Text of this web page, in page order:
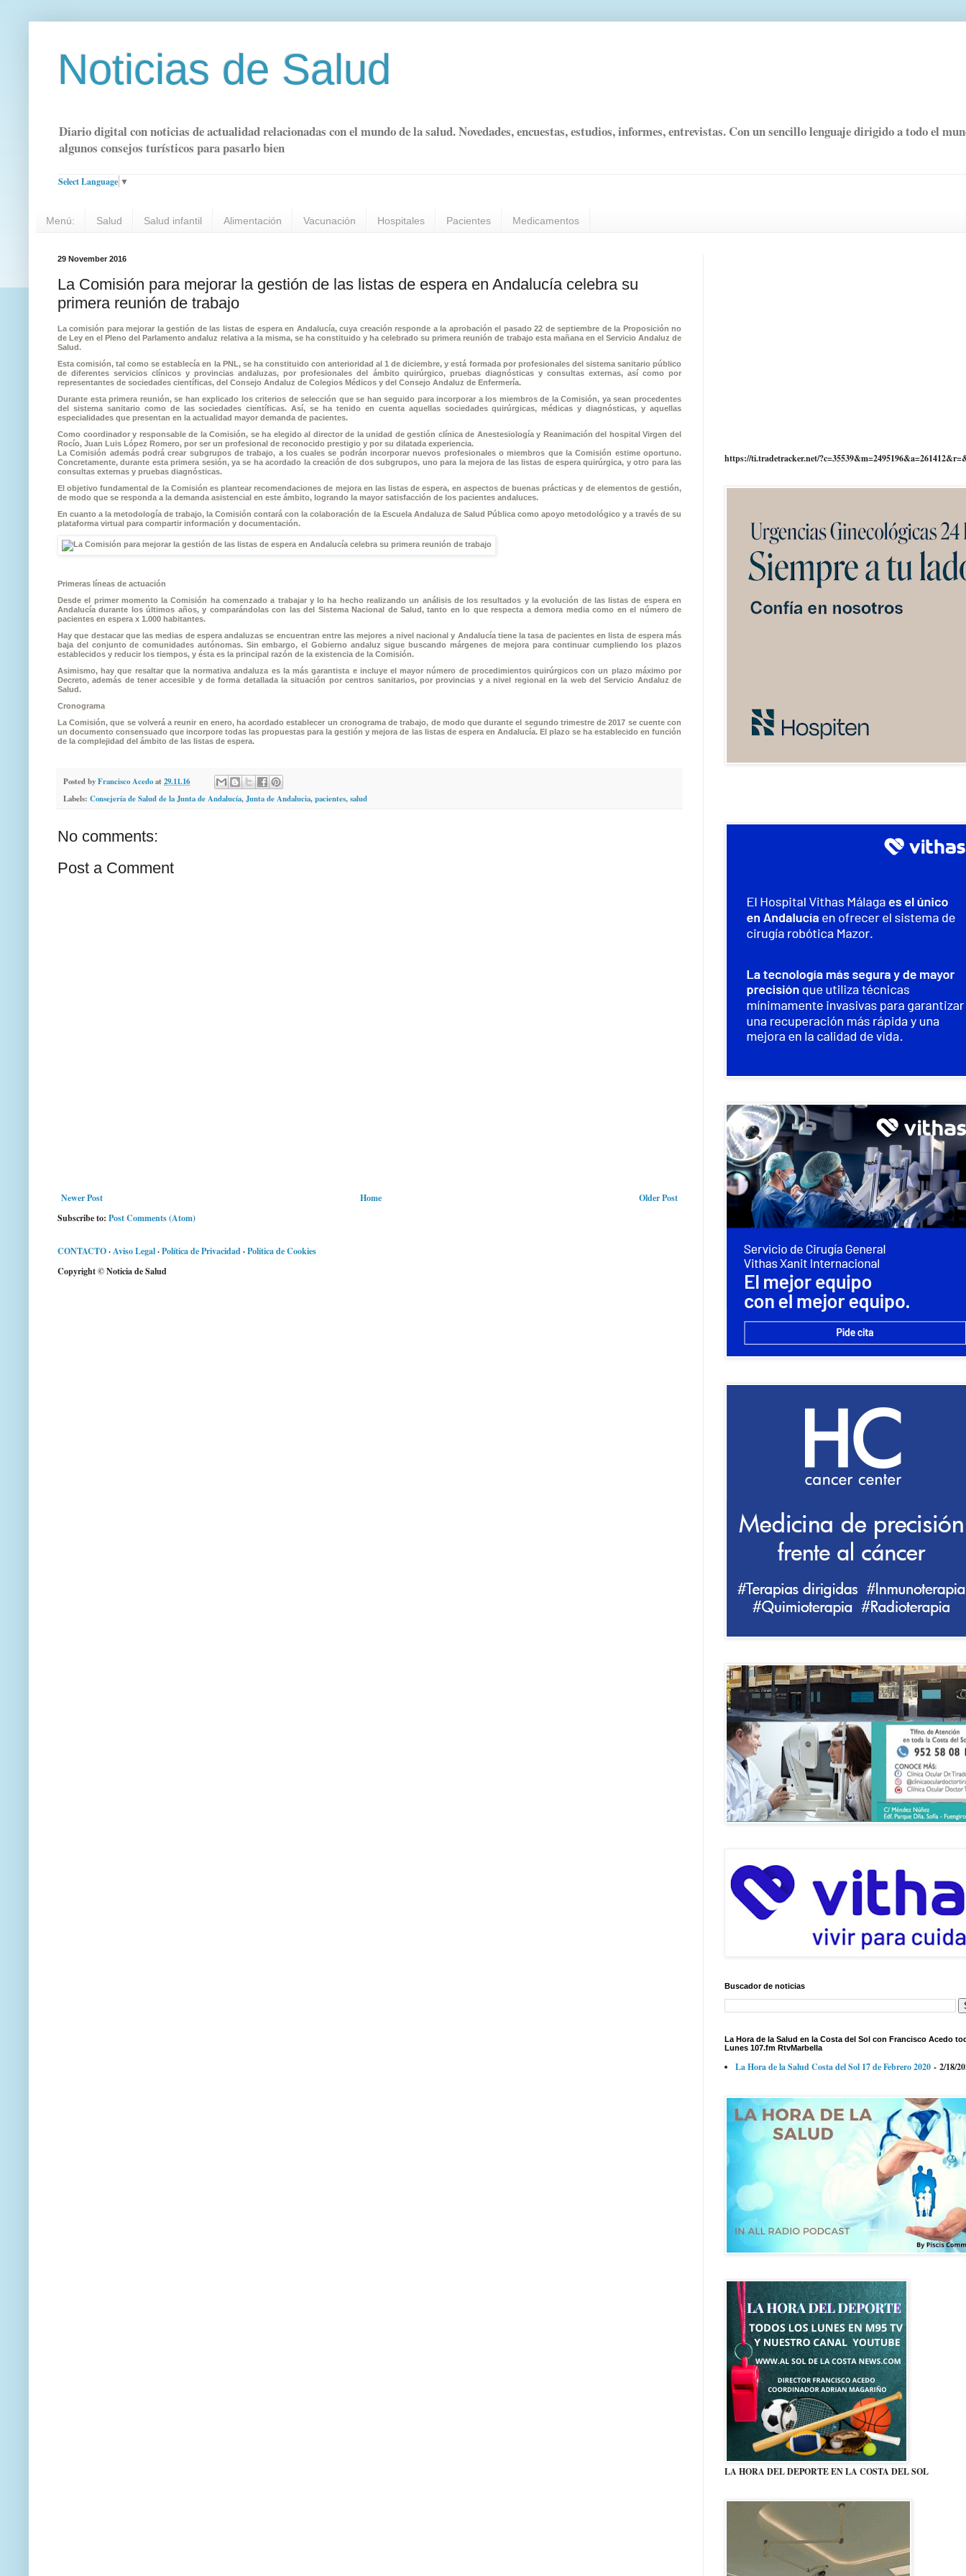
Noticias de Salud
Diario digital con noticias de actualidad relacionadas con el mundo de la salud. Novedades, encuestas, estudios, informes, entrevistas. Con un sencillo lenguaje dirigido a todo el
algunos consejos turísticos para pasarlo bien
Select Language ▼
Menú: Salud Salud infantil Alimentación Vacunación Hospitales Pacientes Medicamentos
29 November 2016
La Comisión para mejorar la gestión de las listas de espera en Andalucía celebra su
primera reunión de trabajo
La comisión para mejorar la gestión de las listas de espera en Andalucía, cuya creación responde a la aprobación el pasado 22 de septiembre de la Proposición no
de Ley en el Pleno del Parlamento andaluz relativa a la misma, se ha constituido y ha celebrado su primera reunión de trabajo esta mañana en el Servicio Andaluz de
Salud.
Esta comisión, tal como se establecía en la PNL, se ha constituido con anterioridad al 1 de diciembre, y está formada por profesionales del sistema sanitario público
de diferentes servicios clínicos y provincias andaluzas, por profesionales del ámbito quirúrgico, pruebas diagnósticas y consultas externas, así como por
representantes de sociedades científicas, del Consejo Andaluz de Colegios Médicos y del Consejo Andaluz de Enfermería.
Durante esta primera reunión, se han explicado los criterios de selección que se han seguido para incorporar a los miembros de la Comisión, ya sean procedentes
del sistema sanitario como de las sociedades científicas. Así, se ha tenido en cuenta aquellas sociedades quirúrgicas, médicas y diagnósticas, y aquellas
especialidades que presentan en la actualidad mayor demanda de pacientes.
Como coordinador y responsable de la Comisión, se ha elegido al director de la unidad de gestión clínica de Anestesiología y Reanimación del hospital Virgen del
Rocío, Juan Luis López Romero, por ser un profesional de reconocido prestigio y por su dilatada experiencia.
La Comisión además podrá crear subgrupos de trabajo, a los cuales se podrán incorporar nuevos profesionales o miembros que la Comisión estime oportuno.
Concretamente, durante esta primera sesión, ya se ha acordado la creación de dos subgrupos, uno para la mejora de las listas de espera quirúrgica, y otro para las
consultas externas y pruebas diagnósticas.
El objetivo fundamental de la Comisión es plantear recomendaciones de mejora en las listas de espera, en aspectos de buenas prácticas y de elementos de gestión,
de modo que se responda a la demanda asistencial en este ámbito, logrando la mayor satisfacción de los pacientes andaluces.
En cuanto a la metodología de trabajo, la Comisión contará con la colaboración de la Escuela Andaluza de Salud Pública como apoyo metodológico y a través de su
plataforma virtual para compartir información y documentación.
Primeras líneas de actuación
Desde el primer momento la Comisión ha comenzado a trabajar y lo ha hecho realizando un análisis de los resultados y la evolución de las listas de espera en
Andalucía durante los últimos años, y comparándolas con las del Sistema Nacional de Salud, tanto en lo que respecta a demora media como en el número de
pacientes en espera x 1.000 habitantes.
Hay que destacar que las medias de espera andaluzas se encuentran entre las mejores a nivel nacional y Andalucía tiene la tasa de pacientes en lista de espera más
baja del conjunto de comunidades autónomas. Sin embargo, el Gobierno andaluz sigue buscando márgenes de mejora para continuar cumpliendo los plazos
establecidos y reducir los tiempos, y ésta es la principal razón de la existencia de la Comisión.
Asimismo, hay que resaltar que la normativa andaluza es la más garantista e incluye el mayor número de procedimientos quirúrgicos con un plazo máximo por
Decreto, además de tener accesible y de forma detallada la situación por centros sanitarios, por provincias y a nivel regional en la web del Servicio Andaluz de
Salud.
Cronograma
La Comisión, que se volverá a reunir en enero, ha acordado establecer un cronograma de trabajo, de modo que durante el segundo trimestre de 2017 se cuente con
un documento consensuado que incorpore todas las propuestas para la gestión y mejora de las listas de espera en Andalucía. El plazo se ha establecido en función
de la complejidad del ámbito de las listas de espera.
Posted byFrancisco Acedoat 29.11.16
Labels: Consejería de Salud de la Junta de Andalucía,Junta de Andalucia,pacientes,salud
No comments:
Post a Comment
Newer Post Older Post
Home
Subscribe to: Post Comments (Atom)
CONTACTO·Aviso Legal·Política de Privacidad·Política de Cookies
Copyright © Noticia de Salud
https://ti.tradetracker.net/
Buscador de noticias
La Hora de la Salud en la Costa del Sol con Francisco Acedo
Lunes 107.fm RtvMarbella
La Hora de la Salud Costa del Sol 17 de Febrero 2020 - 2/18/
LA HORA DEL DEPORTE EN LA COSTA DEL SOL